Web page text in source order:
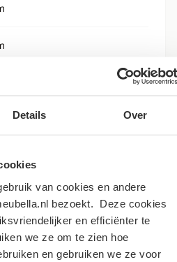
Details Over
van cookies en andere
bezoekt. Deze cookies
en efficiënter te
we ze om te zien hoe
en gebruiken we ze voor
pakket